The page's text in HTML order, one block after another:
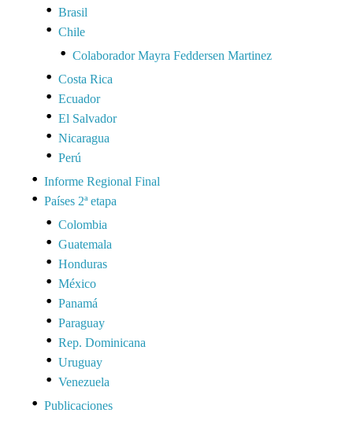
Brasil
Chile
Colaborador Mayra Feddersen Martinez
Costa Rica
Ecuador
El Salvador
Nicaragua
Perú
Informe Regional Final
Países 2ª etapa
Colombia
Guatemala
Honduras
México
Panamá
Paraguay
Rep. Dominicana
Uruguay
Venezuela
Publicaciones